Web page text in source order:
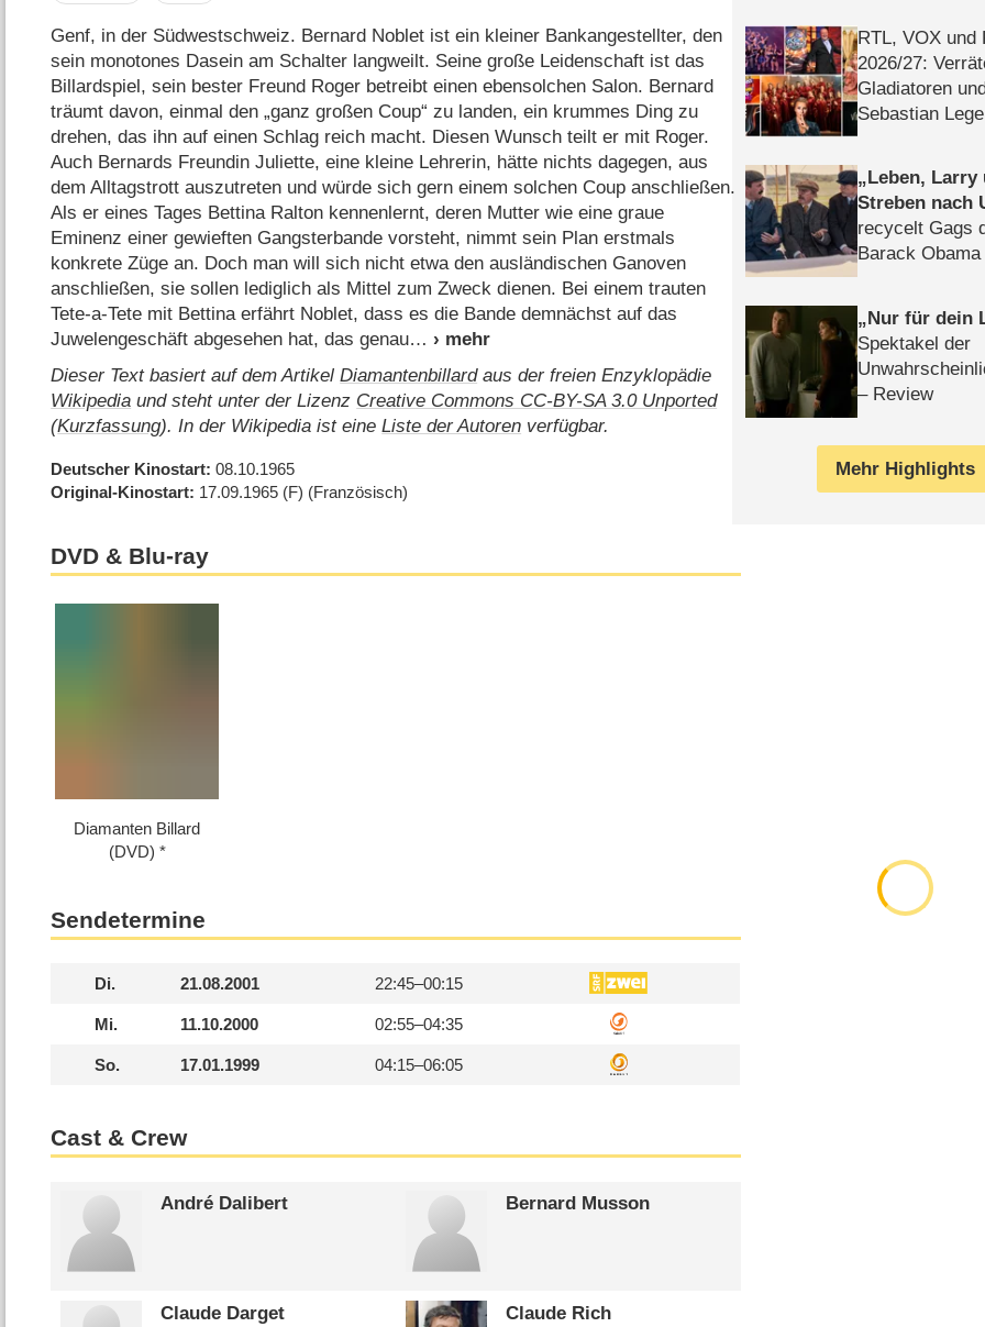
Genf, in der Südwestschweiz. Bernard Noblet ist ein kleiner Bankangestellter, den
sein monotones Dasein am Schalter langweilt. Seine große Leidenschaft ist das
Billardspiel, sein bester Freund Roger betreibt einen ebensolchen Salon. Bernard
träumt davon, einmal den „ganz großen Coup“ zu landen, ein krummes Ding zu
drehen, das ihn auf einen Schlag reich macht. Diesen Wunsch teilt er mit Roger.
Auch Bernards Freundin Juliette, eine kleine Lehrerin, hätte nichts dagegen, aus
dem Alltagstrott auszutreten und würde sich gern einem solchen Coup anschließen.
Als er eines Tages Bettina Ralton kennenlernt, deren Mutter wie eine graue
Eminenz einer gewieften Gangsterbande vorsteht, nimmt sein Plan erstmals
konkrete Züge an. Doch man will sich nicht etwa den ausländischen Ganoven
anschließen, sie sollen lediglich als Mittel zum Zweck dienen. Bei einem trauten
Tete-a-Tete mit Bettina erfährt Noblet, dass es die Bande demnächst auf das
Juwelengeschäft abgesehen hat, das genau
Dieser Text basiert auf dem ArtikelDiamantenbillardaus der freien Enzyklopädie
Wikipedia und steht unter der Lizenz Creative Commons CC-BY-SA 3.0 Unported
(Kurzfassung). In der Wikipedia ist eineListe der Autoren verfügbar.
Deutscher Kinostart 08.10.1965
Original-Kinostart 17.09.1965 (F) (Französisch)
DVD & Blu-ray
Diamanten Billard
(DVD)
Sendetermine
Di. 21.08.2001 22:45–00:15
Mi. 11.10.2000 02:55–04:35
So. 17.01.1999 04:15–06:05
Cast & Crew
André Dalibert Bernard Musson
Claude Darget
Claude Rich
RTL, VOX und
2026/​27:
Gladiatoren
Sebastian Lege
Leben, Larry
Streben nach
recycelt Gags
Barack
Nur für dein
Spektakel der
– Review
Mehr Highlights